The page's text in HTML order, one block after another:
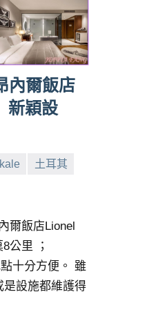
內爾飯店
新穎設
土耳其
爾飯店Lionel
公里 ；
十分方便。 雖
是設施都維護得